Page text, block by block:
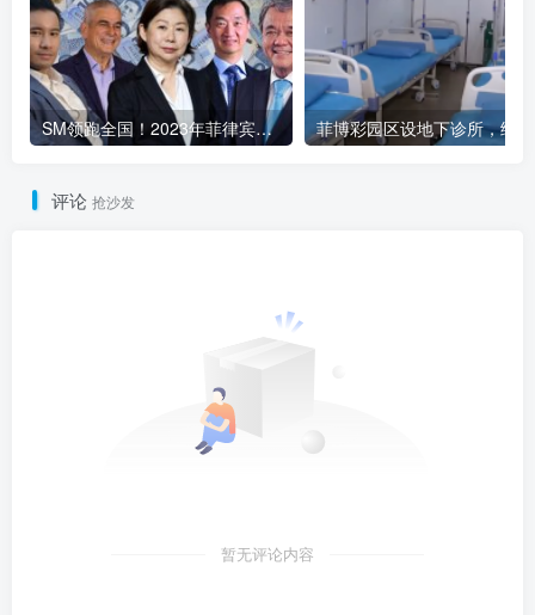
SM领跑全国！2023年菲律宾商业巨头稳健发展
评论 抢沙发
暂无评论内容